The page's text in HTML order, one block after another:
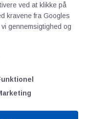
ved at klikke på
kravene fra Googles
gennemsigtighed og